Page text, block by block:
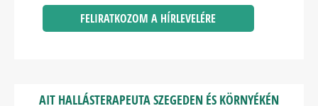
AIT HALLÁSTERAPEUTA SZEGEDEN ÉS KÖRNYÉKÉN